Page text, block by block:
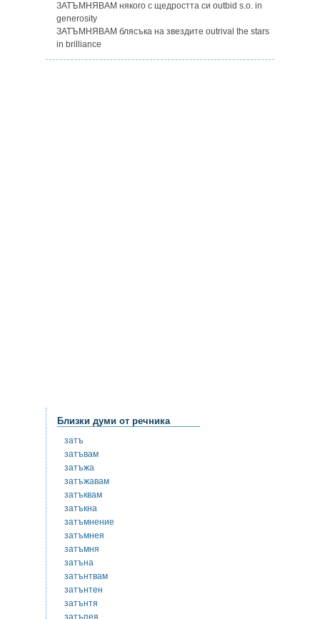
ЗАТЪМНЯВАМ някого с щедростта си outbid s.o. in
generosity
ЗАТЪМНЯВАМ блясъка на звездите outrival the stars
in brilliance
Близки думи от речника
затъ
затъвам
затъжа
затъжавам
затъквам
затъкна
затъмнение
затъмнея
затъмня
затъна
затънтвам
затънтен
затънтя
затъпея